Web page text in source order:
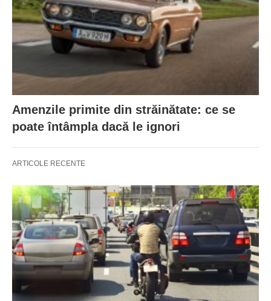
Amenzile primite din străinătate: ce se
poate întâmpla dacă le ignori
ARTICOLE RECENTE